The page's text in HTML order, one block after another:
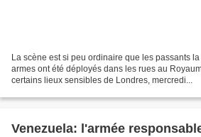
La scène est si peu ordinaire que les passants
armes ont été déployés dans les rues au
certains lieux sensibles de Londres, mercredi...
Venezuela: l'armée